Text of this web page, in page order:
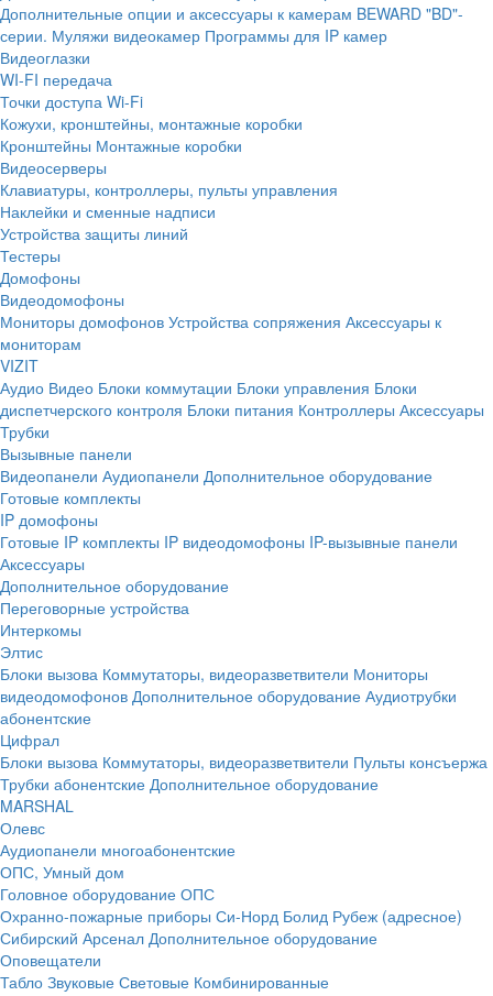
Дополнительные опции и аксессуары к камерам BEWARD "BD"-
серии. Муляжи видеокамер Программы для IP камер
Видеоглазки
WI-FI передача
Точки доступа Wi-Fi
Кожухи, кронштейны, монтажные коробки
Кронштейны Монтажные коробки
Видеосерверы
Клавиатуры, контроллеры, пульты управления
Наклейки и сменные надписи
Устройства защиты линий
Тестеры
Домофоны
Видеодомофоны
Мониторы домофонов Устройства сопряжения Аксессуары к
мониторам
VIZIT
Аудио Видео Блоки коммутации Блоки управления Блоки
диспетчерского контроля Блоки питания Контроллеры Аксессуары
Трубки
Вызывные панели
Видеопанели Аудиопанели Дополнительное оборудование
Готовые комплекты
IP домофоны
Готовые IP комплекты IP видеодомофоны IP-вызывные панели
Аксессуары
Дополнительное оборудование
Переговорные устройства
Интеркомы
Элтис
Блоки вызова Коммутаторы, видеоразветвители Мониторы
видеодомофонов Дополнительное оборудование Аудиотрубки
абонентские
Цифрал
Блоки вызова Коммутаторы, видеоразветвители Пульты консъержа
Трубки абонентские Дополнительное оборудование
MARSHAL
Олевс
Аудиопанели многоабонентские
ОПС, Умный дом
Головное оборудование ОПС
Охранно-пожарные приборы Си-Норд Болид Рубеж (адресное)
Сибирский Арсенал Дополнительное оборудование
Оповещатели
Табло Звуковые Световые Комбинированные